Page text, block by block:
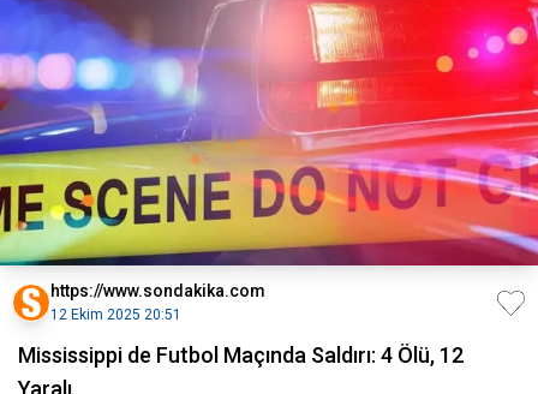
https://www.sondakika.com
12 Ekim 2025 20:51
Mississippi de Futbol Maçında Saldırı: 4 Ölü, 12
Yaralı